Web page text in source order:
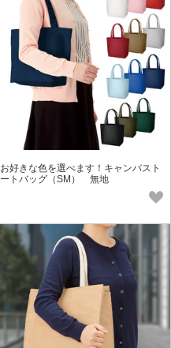
お好きな色を選べます！キャンバスト
ートバッグ（SM） 無地